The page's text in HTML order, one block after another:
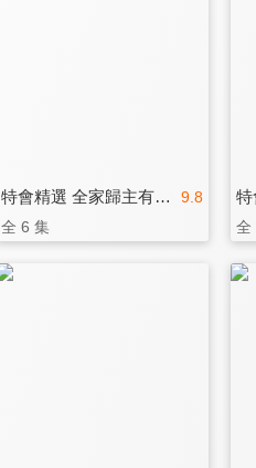
9.8
特會精選 全家歸主有良方
全 6 集 全